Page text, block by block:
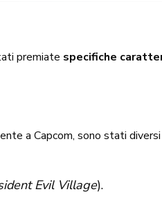
premiate specifiche
a Capcom, sono stati
Evil Village).